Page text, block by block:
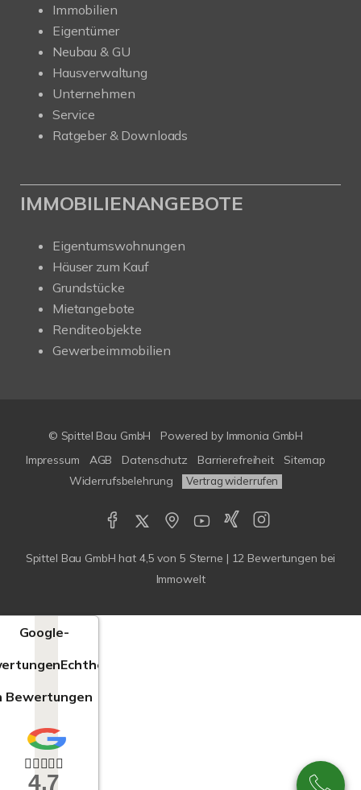
Immobilien
Eigentümer
Neubau & GU
Hausverwaltung
Unternehmen
Service
Ratgeber & Downloads
IMMOBILIENANGEBOTE
Eigentumswohnungen
Häuser zum Kauf
Grundstücke
Mietangebote
Renditeobjekte
Gewerbeimmobilien
© Spittel Bau GmbH Powered by Immonia GmbH
Impressum
AGB Datenschutz Barrierefreiheit
Sitemap
Widerrufsbelehrung
Vertrag widerrufen
Spittel Bau GmbH hat 4,5 von 5 Sterne | 12 Bewertungen bei
Immowelt
Google-
Echtheit
Bewertungen
4,7